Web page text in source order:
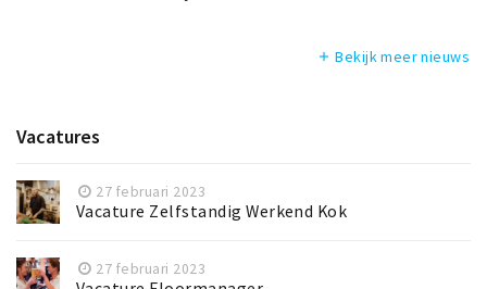
add Bekijk meer nieuws
Vacatures
27 februari 2023
Vacature Zelfstandig Werkend Kok
27 februari 2023